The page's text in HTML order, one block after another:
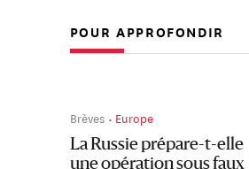
POUR APPROFONDIR
Brèves Europe
La Russie prépare-t-elle
une opération sous faux